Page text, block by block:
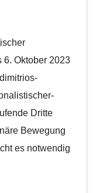
Oktober 2023
Dritte
Bewegung
es notwendig